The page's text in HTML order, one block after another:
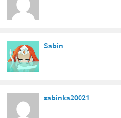
Sabin
sabinka20021